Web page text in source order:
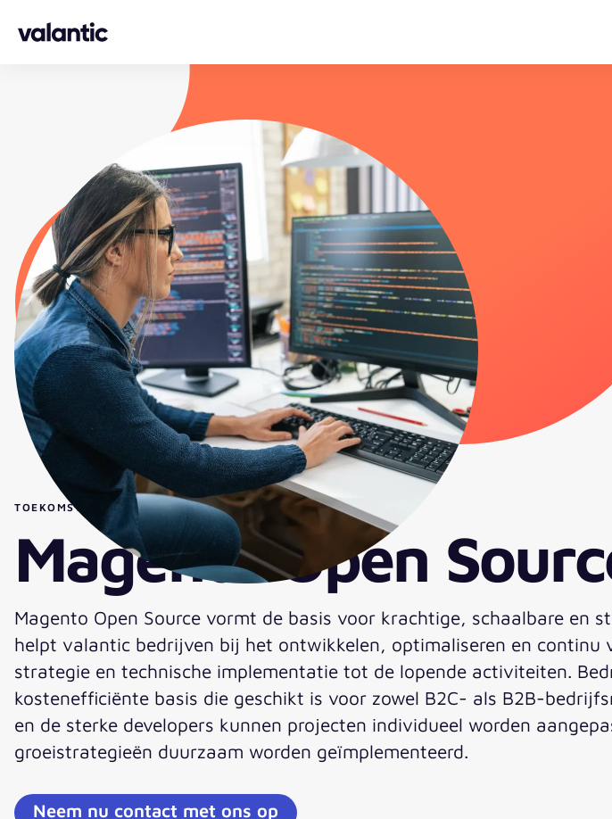
TOEKOMSTBESTENDIGE COMMERCIËLE STRATEGIEËN
Magento Open
Magento Open Source vormt de basis voor krachtige, schaalbare en
helpt valantic bedrijven bij het ontwikkelen, optimaliseren en continu
strategie en technische implementatie tot de lopende activiteiten.
kostenefficiënte basis die geschikt is voor zowel B2C- als B2B-
en de sterke developers kunnen projecten individueel worden
groeistrategieën duurzaam worden geïmplementeerd.
Neem nu contact met ons op